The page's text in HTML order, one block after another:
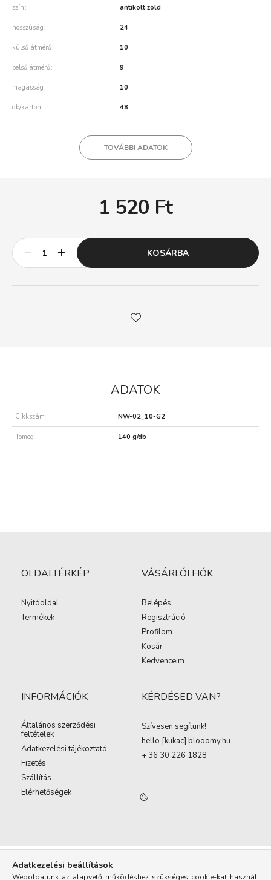
szín antikolt zöld
hosszúság 24
külső átmérő 10
belső átmérő 9
magasság 10
db/karton 48
TOVÁBBI ADATOK
1 520 Ft
KOSÁRBA
ADATOK
Cikkszám NW-02_10-G2
Tömeg 140 g/db
OLDALTÉRKÉP
Nyitóoldal
Termékek
VÁSÁRLÓI FIÓK
Belépés
Regisztráció
Profilom
Kosár
Kedvenceim
INFORMÁCIÓK
Általános szerződési
feltételek
Adatkezelési tájékoztató
Fizetés
Szállítás
Elérhetőségek
KÉRDÉSED VAN?
Szívesen segítünk!
hello [kukac] blooomy.hu
+ 36 30 226 1828
Adatkezelési beállítások
Weboldalunk az alapvető működéshez szükséges cookie-kat használ.